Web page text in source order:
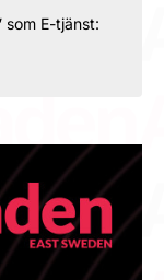
som E-tjänst: